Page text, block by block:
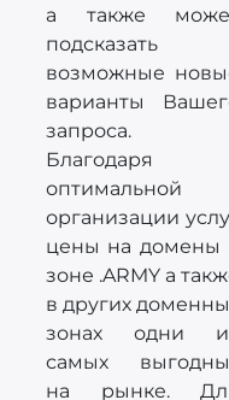
а также
подсказать
возможные
варианты
запроса.
Благодаря
оптимальной
организации
цены на домены
зоне .ARMY а
в других
зонах одни
самых
на рынке.